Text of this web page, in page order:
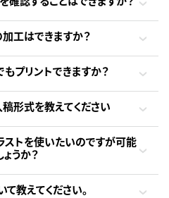
工はできますか？
プリントできますか？
形式を教えてください
ストを使いたいのですが可能
ょうか？
教えてください。